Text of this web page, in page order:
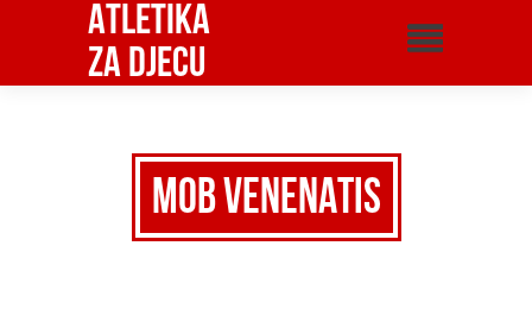
Atletika
za djecu
Mob Venenatis